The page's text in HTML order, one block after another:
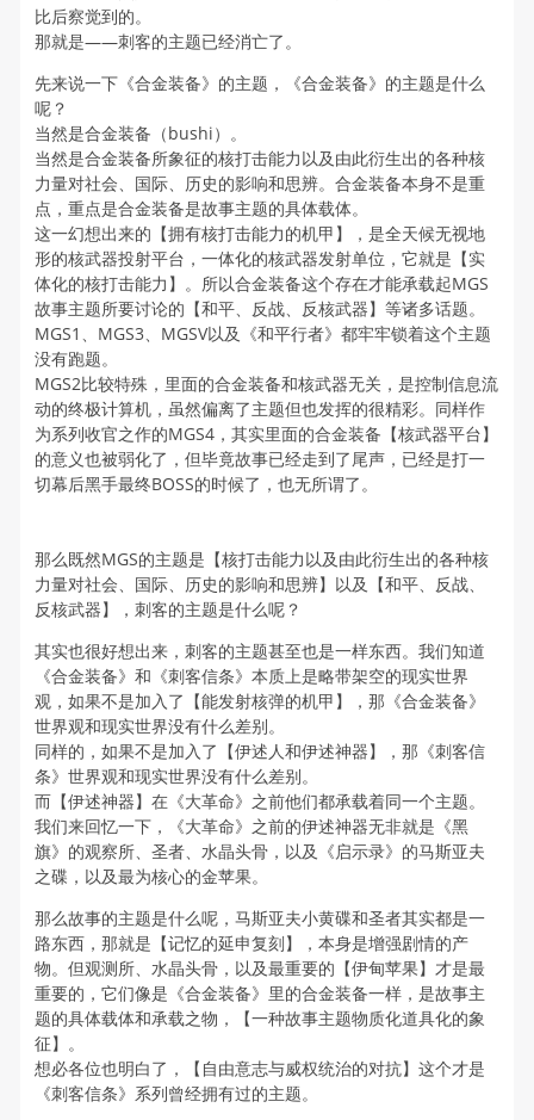
比后察觉到的。
那就是——刺客的主题已经消亡了。
先来说一下《合金装备》的主题，《合金装备》的主题是什么
呢？
当然是合金装备（bushi）。
当然是合金装备所象征的核打击能力以及由此衍生出的各种核
力量对社会、国际、历史的影响和思辨。合金装备本身不是重
点，重点是合金装备是故事主题的具体载体。
这一幻想出来的【拥有核打击能力的机甲】，是全天候无视地
形的核武器投射平台，一体化的核武器发射单位，它就是【实
体化的核打击能力】。所以合金装备这个存在才能承载起MGS
故事主题所要讨论的【和平、反战、反核武器】等诸多话题。
MGS1、MGS3、MGSV以及《和平行者》都牢牢锁着这个主题
没有跑题。
MGS2比较特殊，里面的合金装备和核武器无关，是控制信息流
动的终极计算机，虽然偏离了主题但也发挥的很精彩。同样作
为系列收官之作的MGS4，其实里面的合金装备【核武器平台】
的意义也被弱化了，但毕竟故事已经走到了尾声，已经是打一
切幕后黑手最终BOSS的时候了，也无所谓了。
那么既然MGS的主题是【核打击能力以及由此衍生出的各种核
力量对社会、国际、历史的影响和思辨】以及【和平、反战、
反核武器】，刺客的主题是什么呢？
其实也很好想出来，刺客的主题甚至也是一样东西。我们知道
《合金装备》和《刺客信条》本质上是略带架空的现实世界
观，如果不是加入了【能发射核弹的机甲】，那《合金装备》
世界观和现实世界没有什么差别。
同样的，如果不是加入了【伊述人和伊述神器】，那《刺客信
条》世界观和现实世界没有什么差别。
而【伊述神器】在《大革命》之前他们都承载着同一个主题。
我们来回忆一下，《大革命》之前的伊述神器无非就是《黑
旗》的观察所、圣者、水晶头骨，以及《启示录》的马斯亚夫
之碟，以及最为核心的金苹果。
那么故事的主题是什么呢，马斯亚夫小黄碟和圣者其实都是一
路东西，那就是【记忆的延申复刻】，本身是增强剧情的产
物。但观测所、水晶头骨，以及最重要的【伊甸苹果】才是最
重要的，它们像是《合金装备》里的合金装备一样，是故事主
题的具体载体和承载之物，【一种故事主题物质化道具化的象
征】。
想必各位也明白了，【自由意志与威权统治的对抗】这个才是
《刺客信条》系列曾经拥有过的主题。